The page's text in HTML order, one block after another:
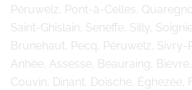
Péruwelz, Pont-à-Celles,
Saint-Ghislain, Seneffe, Silly,
Brunehaut, Pecq, Péruwelz, Sivry-
Anhée, Assesse, Beauraing,
Couvin, Dinant, Doische, Éghezée,